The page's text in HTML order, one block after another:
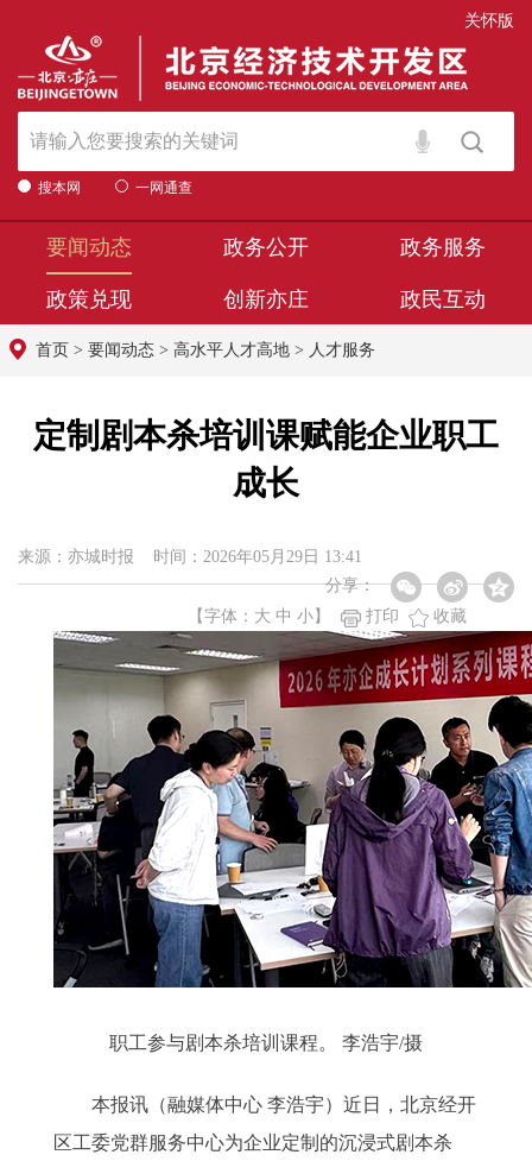
关怀版
搜本网 一网通查
要闻动态 政务公开 政务服务
政策兑现 创新亦庄 政民互动
首页 > 要闻动态 > 高水平人才高地 > 人才服务
定制剧本杀培训课赋能企业职工
成长
来源：亦城时报 时间：2026年05月29日 13:41
分享：
【字体： 大 中 小 】 打印 收藏
职工参与剧本杀培训课程。 李浩宇/摄
本报讯（融媒体中心 李浩宇）近日，北京经开
区工委党群服务中心为企业定制的沉浸式剧本杀